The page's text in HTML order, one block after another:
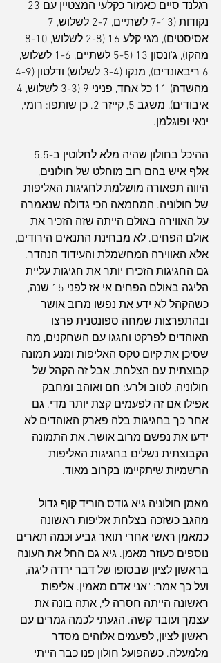
ארכיון
מהקו), ג'ונסון 13 (5-5 לשתיים, 1-6 לשלוש,
איבודים), משגב 5, קייזר 2. כן שותפו: רומי,
ינאי ופוגלמן.
אלף איש בהם רוב מוחלט של חולונים,
היווה תפאורה מושלמת לחגיגות האליפות
של חולוניה. המחמאה הכי גדולה שנאמרה
על האווירה באולם הייתה שזה הזכיר את
אולם הפחים. לא מבחינת התנאים הירודים,
אלא האווירה המחשמלת והעידוד הנהדר.
גם החגיגות הזכירו יותר את חגיגות עליית
הליגה באולם הפחים אי אז לפני 15 שנה,
כשהקהל לא ידע את נפשו מרוב אושר
ובהתפרצות שמחה ספונטנית פרצו
האוהדים לפרקט וחגגו עם השחקנים, מה
שסיכן את קיום טקס האליפות ומנע תמונה
קבוצתית עם הצלחת. אבל זה הקהל של
חולוניה, לטוב ולרע: חם ואוהב ומחבק
אפילו אם זה לפעמים קצת יותר מדי. גם
אחר כך בחגיגות בלה פארק האוהדים לא
ידעו את נפשם מרוב אושר. את התמונה
הקבוצתית נשלים בחגיגות האליפות
הרשמיות שיתקיימו בקרוב מאוד.
מאמן חולוניה גיא גודס הוריד קוף גדול
מהגב כשזכה בצלחת אליפות ראשונה
כמאמן ראשי אחרי תואר גביע וכמה תארים
נוספים כעוזר מאמן. גיא גם החל את העונה
בראשון לציון שבסופו של דבר ירדה ליגה,
ועל כך אמר: "אני אדם מאמין. אליפות
ראשונה הייתה חסרה לי, אתה בונה את
עצמך ועובד קשה. הגעתי לכמה גמרים עם
ראשון לציון, לפעמים אלוהים מסדר
מלמעלה. כשהפועל חולון פנו כבר הייתי